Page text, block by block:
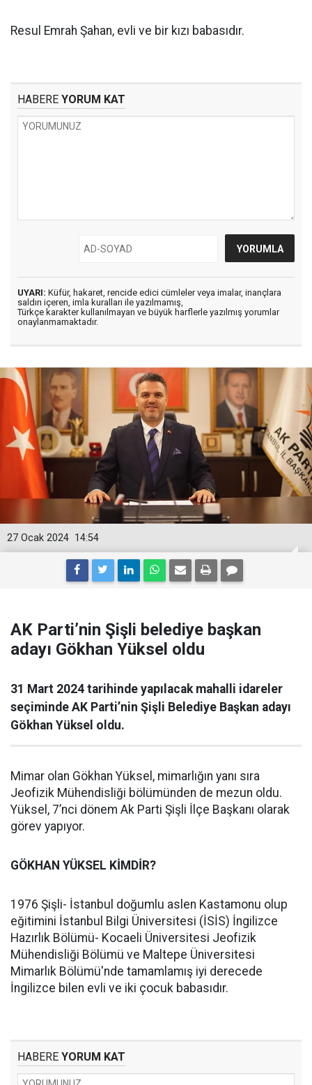
Resul Emrah Şahan, evli ve bir kızı babasıdır.
HABERE YORUM KAT
UYARI: Küfür, hakaret, rencide edici cümleler veya imalar, inançlara
saldırı içeren, imla kuralları ile yazılmamış,
Türkçe karakter kullanılmayan ve büyük harflerle yazılmış yorumlar
onaylanmamaktadır.
14:54
27 Ocak 2024
AK Parti’nin Şişli belediye başkan
adayı Gökhan Yüksel oldu
31 Mart 2024 tarihinde yapılacak mahalli idareler
seçiminde AK Parti’nin Şişli Belediye Başkan adayı
Gökhan Yüksel oldu.
Mimar olan Gökhan Yüksel, mimarlığın yanı sıra
Jeofizik Mühendisliği bölümünden de mezun oldu.
Yüksel, 7’nci dönem Ak Parti Şişli İlçe Başkanı olarak
görev yapıyor.
GÖKHAN YÜKSEL KİMDİR?
1976 Şişli- İstanbul doğumlu aslen Kastamonu olup
eğitimini İstanbul Bilgi Üniversitesi (İSİS) İngilizce
Hazırlık Bölümü- Kocaeli Üniversitesi Jeofizik
Mühendisliği Bölümü ve Maltepe Üniversitesi
Mimarlık Bölümü'nde tamamlamış iyi derecede
İngilizce bilen evli ve iki çocuk babasıdır.
HABERE YORUM KAT